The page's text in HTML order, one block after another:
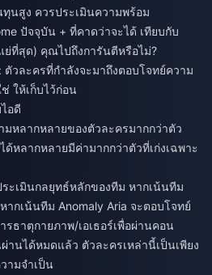
นสูง ควรประเมินความพร้อม
ปัจจุบัน + ที่คาดว่าจะได้ เทียบกับ
ที่สุด) คุณไปถึงการันตีหรือไม่?
: ตัวละครที่กำลังจะมาถึงตอบโจทย์ความ
ให้เก็บไว้ก่อน
อดี
มหลากหลายของตัวละครมากกว่าตัว
หลากหลายมีค่ามากกว่าตัวที่เก่งเฉพาะ
ระเมินกลยุทธ์หลักของทีม หากเน้นทีม
ากเน้นทีม Anomaly Aria จะตอบโจทย์
รธาตุกายภาพ/เอเธอร์เพื่อผ่านคอน
านได้หมดแล้ว ตัวละครเหล่านี้เป็นเพียง
ามจำเป็น